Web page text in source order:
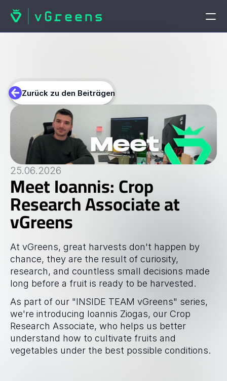
PRODUKTE
vGreens Lab
vGreens Build
Lösungen
GESCHICHTEN
Blog
ÜBER
Mission
Team
Karriere
Zurück zu den Beiträgen
25.06.2026
Meet Ioannis: Crop
Research Associate at
vGreens
At vGreens, great harvests don't happen by
chance, they are the result of curiosity,
research, and countless small decisions made
long before a fruit is ready to be harvested.
As part of our "INSIDE TEAM vGreens" series,
we're introducing Ioannis Ziogas, our Crop
Research Associate, who helps us better
understand how to cultivate fruits and
vegetables under the best possible conditions.